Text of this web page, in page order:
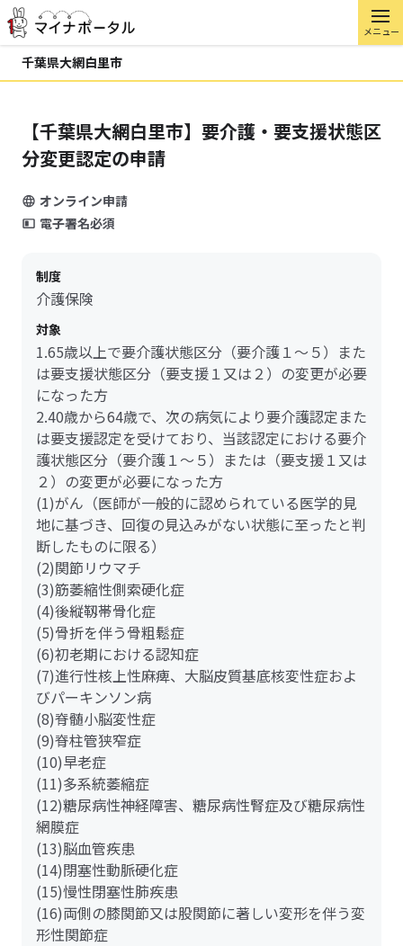
メニュー
千葉県大網白里市
【千葉県大網白里市】要介護・要支援状態区
分変更認定の申請
オンライン申請
電子署名必須
制度
介護保険
対象
1.65歳以上で要介護状態区分（要介護１～５）また
は要支援状態区分（要支援１又は２）の変更が必要
になった方
2.40歳から64歳で、次の病気により要介護認定また
は要支援認定を受けており、当該認定における要介
護状態区分（要介護１～５）または（要支援１又は
２）の変更が必要になった方
(1)がん（医師が一般的に認められている医学的見
地に基づき、回復の見込みがない状態に至ったと判
断したものに限る）
(2)関節リウマチ
(3)筋萎縮性側索硬化症
(4)後縦靱帯骨化症
(5)骨折を伴う骨粗鬆症
(6)初老期における認知症
(7)進行性核上性麻痺、大脳皮質基底核変性症およ
びパーキンソン病
(8)脊髄小脳変性症
(9)脊柱管狭窄症
(10)早老症
(11)多系統萎縮症
(12)糖尿病性神経障害、糖尿病性腎症及び糖尿病性
網膜症
(13)脳血管疾患
(14)閉塞性動脈硬化症
(15)慢性閉塞性肺疾患
(16)両側の膝関節又は股関節に著しい変形を伴う変
形性関節症